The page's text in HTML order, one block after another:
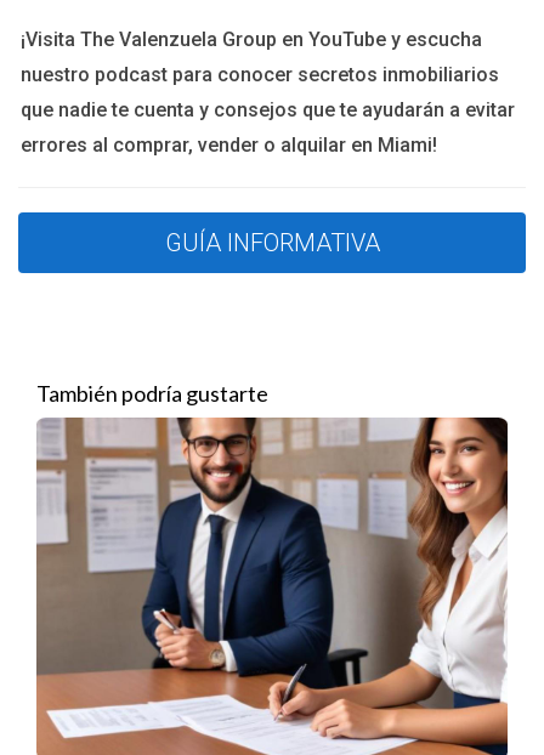
amablemente al cliente si conoce a alguien que podría
beneficiarse. A veces, un simple recordatorio puede ser lo
que se necesita.
Implementar un programa de referidos ofrece un incentivo
adicional. Puede ofrecer descuentos, regalos o incluso dinero
a los clientes que traigan nuevos referidos. Esto crea un win-
Asegúrese de que el proceso para referir a otros sea simple y
directo. Proporcione a sus clientes un enlace fácil de
compartir, plantillas de correo electrónico o tarjetas de
presentación que puedan entregar a su red.
5. Mantenerse en Contacto
El seguimiento es esencial. Mantenga una comunicación
constante con sus clientes a través de correos electrónicos,
boletines o redes sociales, y así se mantendrán en mente
cuando surja la oportunidad de referir a alguien.
¡Visita The Valenzuela Group en YouTube y escucha
nuestro podcast para conocer secretos inmobiliarios
que nadie te cuenta y consejos que te ayudarán a evitar
errores al comprar, vender o alquilar en Miami!
GUÍA INFORMATIVA
También podría gustarte